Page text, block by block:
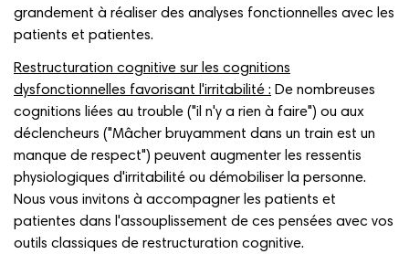
grandement à réaliser des analyses fonctionnelles avec les
patients et patientes.
Restructuration cognitive sur les cognitions
dysfonctionnelles favorisant l'irritabilité : De nombreuses
cognitions liées au trouble ("il n'y a rien à faire") ou aux
déclencheurs ("Mâcher bruyamment dans un train est un
manque de respect") peuvent augmenter les ressentis
physiologiques d'irritabilité ou démobiliser la personne.
Nous vous invitons à accompagner les patients et
patientes dans l'assouplissement de ces pensées avec vos
outils classiques de restructuration cognitive.